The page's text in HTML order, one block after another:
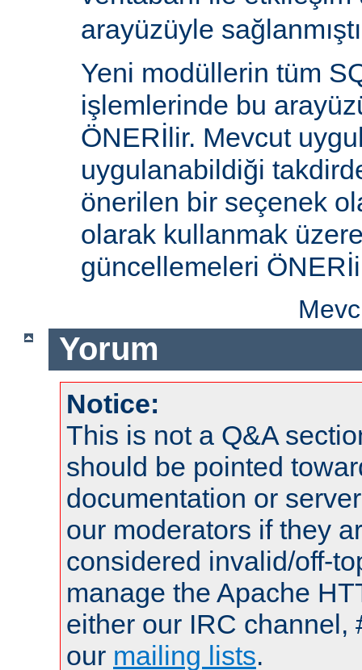
arayüzüyle
Yeni modüllerin tüm
işlemlerinde bu
ÖNERİlir. Mevcut
uygulanabildiği
önerilen bir seçenek
olarak kullanmak
güncellemeleri
Yorum
Notice:
This is not a Q&A
should be pointed
documentation or
our moderators if they
considered invalid/off-
manage the Apache
either our IRC channel,
our mailing lists.